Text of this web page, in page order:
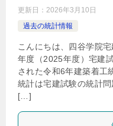
更新日： 2026年3月10日
過去の統計情報
こんにちは、四谷学院
年度（2025年度）宅建
された令和6年建築着工
統計は宅建試験の統計
[…]